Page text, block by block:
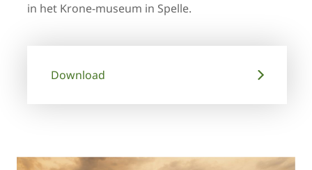
in het Krone-museum in Spelle.
Download